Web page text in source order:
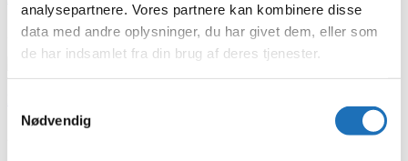
analysepartnere. Vores partnere kan kombinere disse
data med andre oplysninger, du har givet dem, eller som
de har indsamlet fra din brug af deres tjenester.
Nødvendig
22. juni 2022